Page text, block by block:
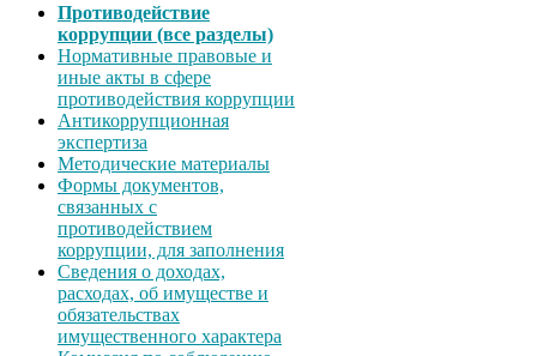
Противодействие
коррупции (все разделы)
Нормативные правовые и
иные акты в сфере
противодействия коррупции
Антикоррупционная
экспертиза
Методические материалы
Формы документов,
связанных с
противодействием
коррупции, для заполнения
Сведения о доходах,
расходах, об имуществе и
обязательствах
имущественного характера